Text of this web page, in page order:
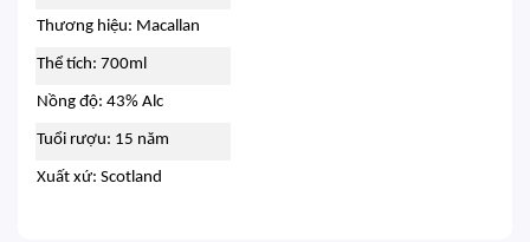
Thương hiệu: Macallan
Thể tích: 700ml
Nồng độ: 43% Alc
Tuổi rượu: 15 năm
Xuất xứ: Scotland